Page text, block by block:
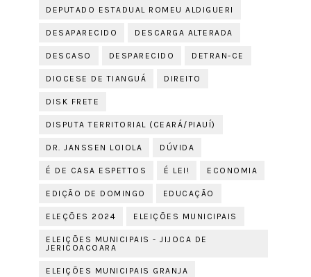
DEPUTADO ESTADUAL ROMEU ALDIGUERI
DESAPARECIDO DESCARGA ALTERADA
DESCASO DESPARECIDO DETRAN-CE
DIOCESE DE TIANGUÁ DIREITO
DISK FRETE
DISPUTA TERRITORIAL (CEARÁ/PIAUÍ)
DR. JANSSEN LOIOLA DÚVIDA
É DE CASA ESPETTOS É LEI! ECONOMIA
EDIÇÃO DE DOMINGO EDUCAÇÃO
ELEÇÕES 2024 ELEIÇÕES MUNICIPAIS
ELEIÇÕES MUNICIPAIS - JIJOCA DE
JERICOACOARA
ELEIÇÕES MUNICIPAIS GRANJA